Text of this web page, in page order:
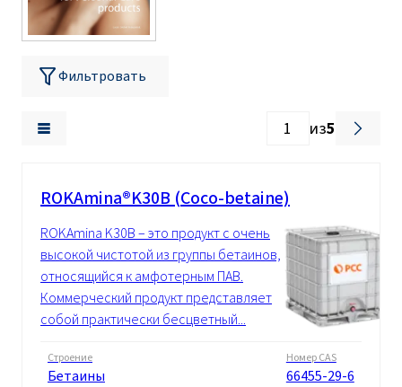
Фильтровать
из5
ROKAmina®K30B (Coco-betaine)
ROKAmina K30B – это продукт с очень
высокой чистотой из группы бетаинов,
относящийся к амфотерным ПАВ.
Коммерческий продукт представляет
собой практически бесцветный...
Строение
Бетаины
Номер CAS
66455-29-6